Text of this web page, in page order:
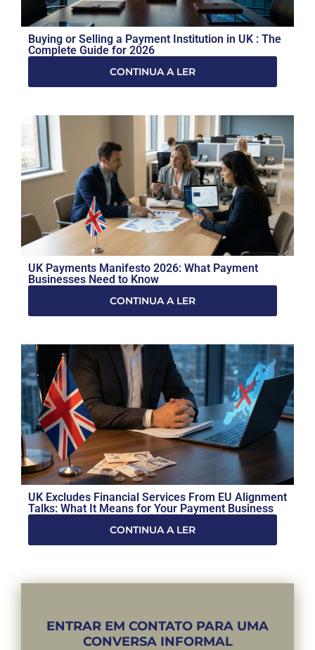
Buying or Selling a Payment Institution in UK : The
Complete Guide for 2026
CONTINUA A LER
UK Payments Manifesto 2026: What Payment
Businesses Need to Know
CONTINUA A LER
UK Excludes Financial Services From EU Alignment
Talks: What It Means for Your Payment Business
CONTINUA A LER
ENTRAR EM CONTATO PARA UMA
CONVERSA INFORMAL